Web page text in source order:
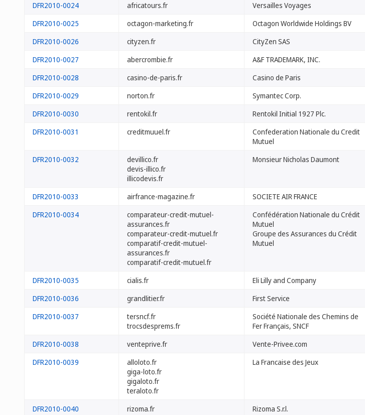
DFR2010-0024 africatours.fr Versailles Voyages
DFR2010-0025
octagon-marketing.fr Octagon Worldwide Holdings BV
DFR2010-0026
cityzen.fr CityZen SAS
DFR2010-0027
abercrombie.fr A&F TRADEMARK, INC.
DFR2010-0028
casino-de-paris.fr Casino de Paris
DFR2010-0029
norton.fr Symantec Corp.
DFR2010-0030
rentokil.fr Rentokil Initial 1927 Plc.
DFR2010-0031
creditmuuel.fr
Confederation Nationale du Credit
Mutuel
DFR2010-0032
devillico.fr
devis-illico.fr
illicodevis.fr
Monsieur Nicholas Daumont
DFR2010-0033 airfrance-magazine.fr SOCIETE AIR FRANCE
DFR2010-0034
comparateur-credit-mutuel-
assurances.fr
comparateur-credit-mutuel.fr
comparatif-credit-mutuel-
assurances.fr
comparatif-credit-mutuel.fr
Confédération Nationale du Crédit
Mutuel
Groupe des Assurances du Crédit
Mutuel
DFR2010-0035 cialis.fr Eli Lilly and Company
DFR2010-0036
grandlitier.fr First Service
DFR2010-0037
tersncf.fr
trocsdesprems.fr
Société Nationale des Chemins de
Fer Français, SNCF
DFR2010-0038 venteprive.fr Vente-Privee.com
DFR2010-0039
alloloto.fr
giga-loto.fr
gigaloto.fr
teraloto.fr
La Francaise des Jeux
DFR2010-0040 rizoma.fr Rizoma S.r.l.